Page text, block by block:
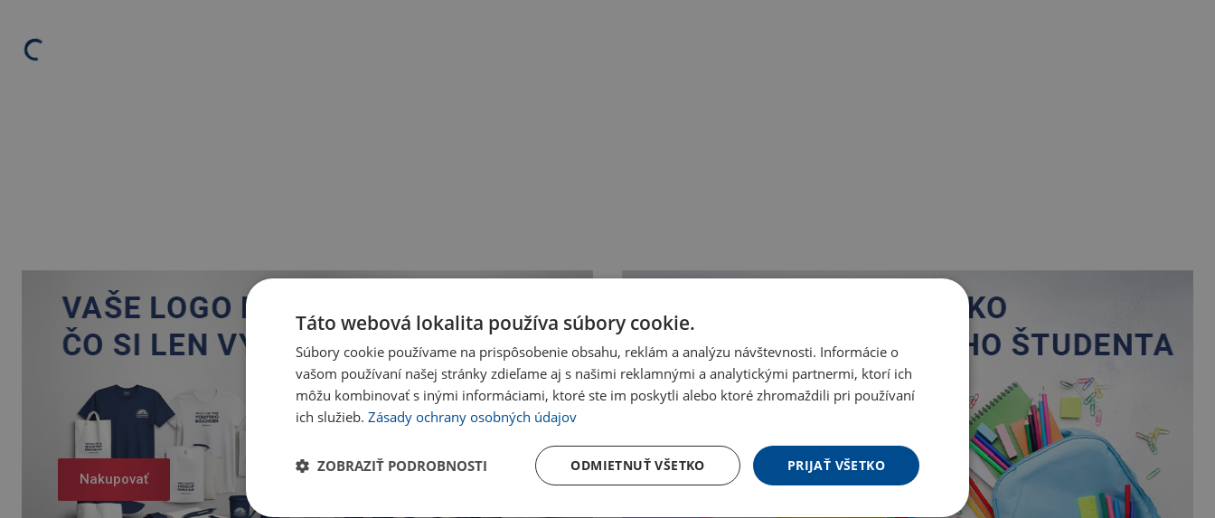
Nakupovať Nakupovať
Táto webová lokalita používa súbory cookie.
Súbory cookie používame na prispôsobenie obsahu, reklám a analýzu návštevnosti. Informácie o
vašom používaní našej stránky zdieľame aj s našimi reklamnými a analytickými partnermi, ktorí ich
môžu kombinovať s inými informáciami, ktoré ste im poskytli alebo ktoré zhromaždili pri používaní
ich služieb. Zásady ochrany osobných údajov
PRIJAŤ VŠETKO
ODMIETNUŤ VŠETKO
ZOBRAZIŤ PODROBNOSTI